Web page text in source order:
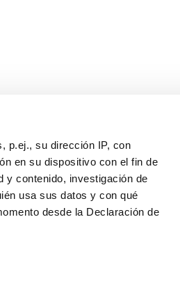
p.ej., su dirección IP, con
en su dispositivo con el fin de
y contenido, investigación de
usa sus datos y con qué
desde la Declaración de